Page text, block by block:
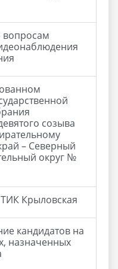
вопросам
созыва
– Северный
округ №
Крыловская
кандидатов на
назначенных